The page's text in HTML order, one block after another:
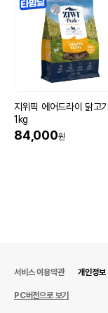
지위픽 에어드라이 닭고
1kg
84,000원
서비스 이용약관 개인정보
PC버전으로 보기